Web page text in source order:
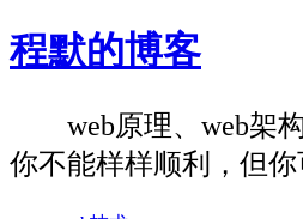
程默的博客
web原理、web架
你不能样样顺利，但